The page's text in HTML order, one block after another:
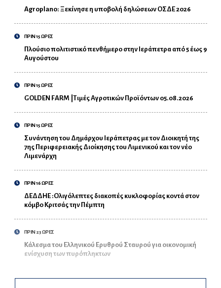
Agroplano: Ξεκίνησε η υποβολή δηλώσεων ΟΣΔΕ 2026
ΠΡΙΝ 15 ΩΡΕΣ
Πλούσιο πολιτιστικό πενθήμερο στην Ιεράπετρα από 5 έως 9
Αυγούστου
ΠΡΙΝ 15 ΩΡΕΣ
GOLDEN FARM |Τιμές Αγροτικών Προϊόντων 05.08.2026
ΠΡΙΝ 15 ΩΡΕΣ
Συνάντηση του Δημάρχου Ιεράπετρας με τον Διοικητή της
7ης Περιφερειακής Διοίκησης του Λιμενικού και τον νέο
Λιμενάρχη
ΠΡΙΝ 16 ΩΡΕΣ
ΔΕΔΔΗΕ :Ολιγόλεπτες διακοπές κυκλοφορίας κοντά στον
κόμβο Κριτσάς την Πέμπτη
ΠΡΙΝ 23 ΩΡΕΣ
Κάλεσμα του Ελληνικού Ερυθρού Σταυρού για οικονομική
ενίσχυση των πυρόπληκτων